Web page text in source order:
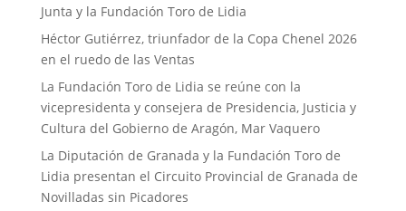
Junta y la Fundación Toro de Lidia
Héctor Gutiérrez, triunfador de la Copa Chenel 2026
en el ruedo de las Ventas
La Fundación Toro de Lidia se reúne con la
vicepresidenta y consejera de Presidencia, Justicia y
Cultura del Gobierno de Aragón, Mar Vaquero
La Diputación de Granada y la Fundación Toro de
Lidia presentan el Circuito Provincial de Granada de
Novilladas sin Picadores